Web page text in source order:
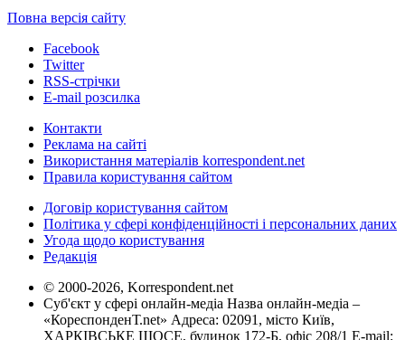
Повна версія сайту
Facebook
Twitter
RSS-стрічки
E-mail розсилка
Контакти
Реклама на сайті
Використання матеріалів korrespondent.net
Правила користування сайтом
Договір користування сайтом
Політика у сфері конфіденційності і персональних даних
Угода щодо користування
Редакція
© 2000-2026, Korrespondent.net
Суб'єкт у сфері онлайн-медіа Назва онлайн-медіа –
«КореспонденТ.net» Адреса: 02091, місто Київ,
ХАРКІВСЬКЕ ШОСЕ, будинок 172-Б, офіс 208/1 E-mail: